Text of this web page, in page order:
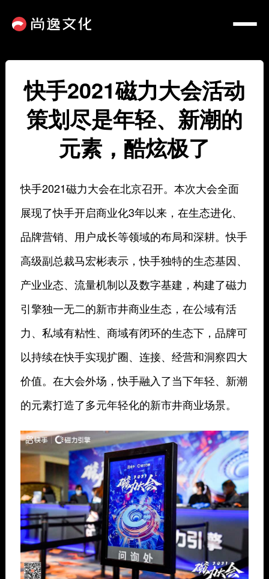
快手2021磁力大会活动
策划尽是年轻、新潮的
元素，酷炫极了
快手2021磁力大会在北京召开。本次大会全面
展现了快手开启商业化3年以来，在生态进化、
品牌营销、用户成长等领域的布局和深耕。快手
高级副总裁马宏彬表示，快手独特的生态基因、
产业业态、流量机制以及数字基建，构建了磁力
引擎独一无二的新市井商业生态，在公域有活
力、私域有粘性、商域有闭环的生态下，品牌可
以持续在快手实现扩圈、连接、经营和洞察四大
价值。在大会外场，快手融入了当下年轻、新潮
的元素打造了多元年轻化的新市井商业场景。